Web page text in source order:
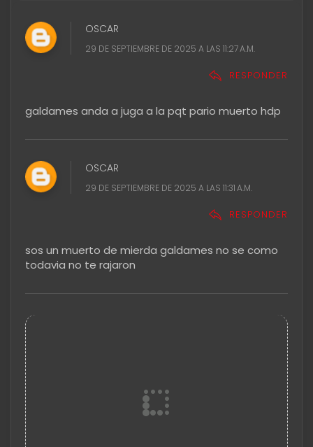
OSCAR
29 DE SEPTIEMBRE DE 2025 A LAS 11:27 A.M.
RESPONDER
galdames anda a juga a la pqt pario muerto hdp
OSCAR
29 DE SEPTIEMBRE DE 2025 A LAS 11:31 A.M.
RESPONDER
sos un muerto de mierda galdames no se como
todavia no te rajaron